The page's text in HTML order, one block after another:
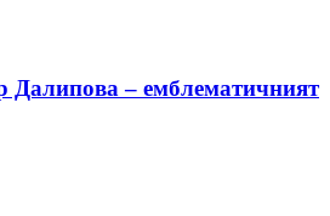
Далипова – емблематичният